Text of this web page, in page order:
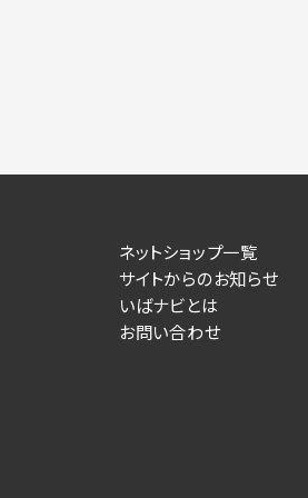
ルアドレス、応募理由
の管理画面に表示）
（広告主）への提供
ビス提供、およびその履行に伴うお客様
ネットショップ一覧
サイトからのお知らせ
いばナビとは
お問い合わせ